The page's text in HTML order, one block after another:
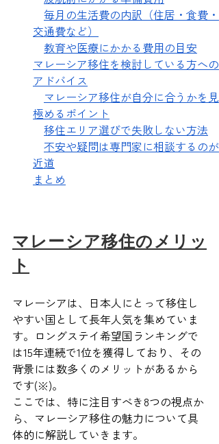
毎月の生活費の内訳（住居・食費・
交通費など）
教育や医療にかかる費用の目安
マレーシア移住を検討している方への
アドバイス
マレーシア移住が自分に合うかを見
極めるポイント
移住エリア選びで失敗しない方法
不安や疑問は専門家に相談するのが
近道
まとめ
マレーシア移住のメリッ
ト
マレーシアは、日本人にとって移住し
やすい国として長年人気を集めていま
す。ロングステイ希望国ランキングで
は15年連続で1位を獲得しており、その
背景には数多くのメリットがあるから
です(※)。
ここでは、特に注目すべき8つの視点か
ら、マレーシア移住の魅力について具
体的に解説していきます。